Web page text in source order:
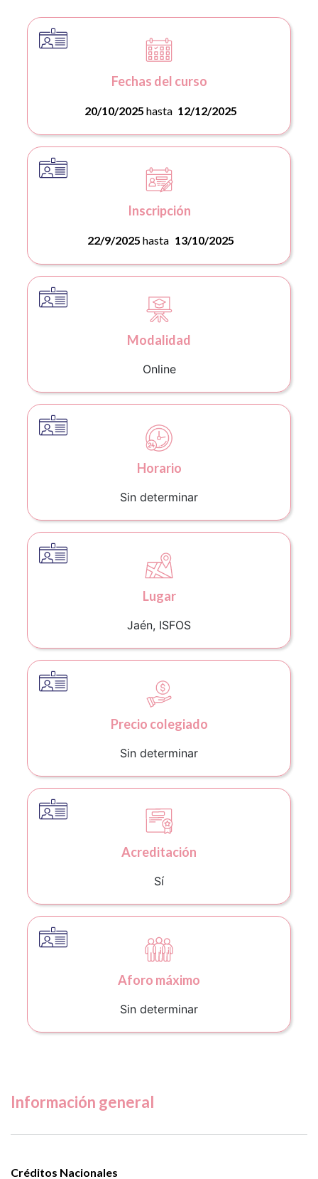
Fechas del curso
20/10/2025 hasta 12/12/2025
Inscripción
22/9/2025 hasta 13/10/2025
Modalidad
Online
Horario
Sin determinar
Lugar
Jaén, ISFOS
Precio colegiado
Sin determinar
Acreditación
Sí
Aforo máximo
Sin determinar
Información general
Créditos Nacionales